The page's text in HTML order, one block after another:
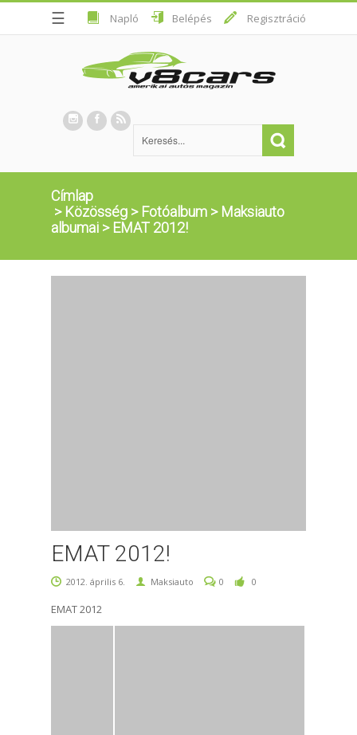
☰ Napló Belépés Regisztráció
Címlap
> Közösség > Fotóalbum > Maksiauto
albumai > EMAT 2012!
EMAT 2012!
2012. április 6. Maksiauto 0 0
EMAT 2012